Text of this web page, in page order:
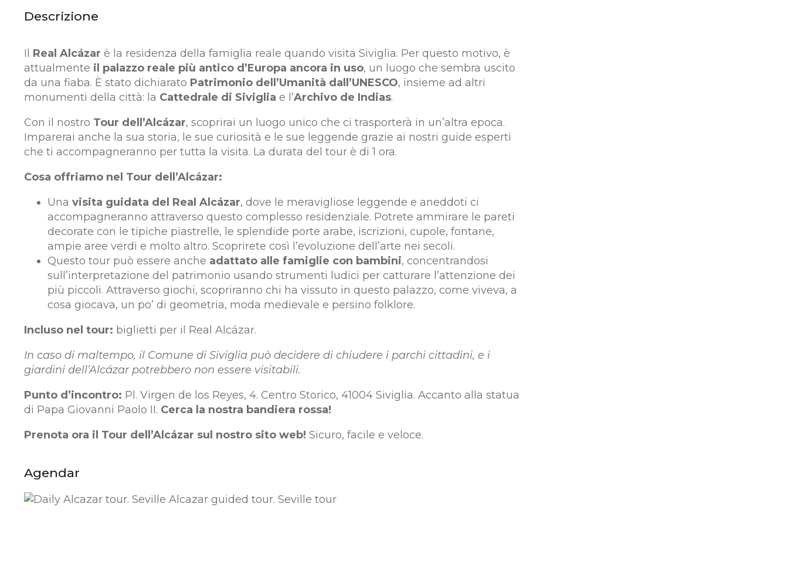
Descrizione
Il Real Alcázar è la residenza della famiglia reale quando visita Siviglia. Per questo motivo, è
attualmente il palazzo reale più antico d’Europa ancora in uso, un luogo che sembra uscito
da una fiaba. È stato dichiarato Patrimonio dell’Umanità dall’UNESCO, insieme ad altri
monumenti della città: la Cattedrale di Siviglia e l’Archivo de Indias.
Con il nostro Tour dell’Alcázar, scoprirai un luogo unico che ci trasporterà in un’altra epoca.
Imparerai anche la sua storia, le sue curiosità e le sue leggende grazie ai nostri guide esperti
che ti accompagneranno per tutta la visita. La durata del tour è di 1 ora.
Cosa offriamo nel Tour dell’Alcázar:
Una visita guidata del Real Alcázar, dove le meravigliose leggende e aneddoti ci
accompagneranno attraverso questo complesso residenziale. Potrete ammirare le pareti
decorate con le tipiche piastrelle, le splendide porte arabe, iscrizioni, cupole, fontane,
ampie aree verdi e molto altro. Scoprirete così l’evoluzione dell’arte nei secoli.
Questo tour può essere anche adattato alle famiglie con bambini, concentrandosi
sull’interpretazione del patrimonio usando strumenti ludici per catturare l’attenzione dei
più piccoli. Attraverso giochi, scopriranno chi ha vissuto in questo palazzo, come viveva, a
cosa giocava, un po’ di geometria, moda medievale e persino folklore.
Incluso nel tour: biglietti per il Real Alcázar.
In caso di maltempo, il Comune di Siviglia può decidere di chiudere i parchi cittadini, e i
giardini dell’Alcázar potrebbero non essere visitabili.
Punto d’incontro: Pl. Virgen de los Reyes, 4. Centro Storico, 41004 Siviglia. Accanto alla statua
di Papa Giovanni Paolo II. Cerca la nostra bandiera rossa!
Prenota ora il Tour dell’Alcázar sul nostro sito web! Sicuro, facile e veloce.
Agendar